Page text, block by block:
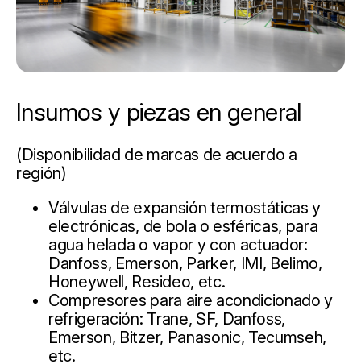
Insumos y piezas en general
(Disponibilidad de marcas de acuerdo a
región)
Válvulas de expansión termostáticas y
electrónicas, de bola o esféricas, para
agua helada o vapor y con actuador:
Danfoss, Emerson, Parker, IMI, Belimo,
Honeywell, Resideo, etc.
Compresores para aire acondicionado y
refrigeración: Trane, SF, Danfoss,
Emerson, Bitzer, Panasonic, Tecumseh,
etc.